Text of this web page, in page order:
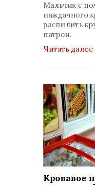
Мальчик с
наждачного
распилить
патрон.
Читать далее
Кровавое